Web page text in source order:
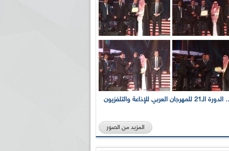
بالصور... الدورة الـ21 للمهرجان العربي للإذاعة والتلفزيون
المزيد من الصور